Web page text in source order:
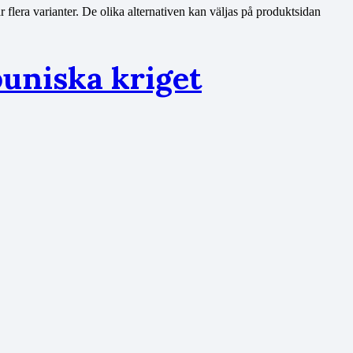
flera varianter. De olika alternativen kan väljas på produktsidan
kriget